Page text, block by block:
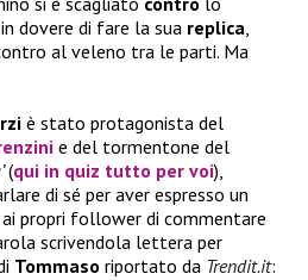
dovere di fare la sua replica,
al veleno tra le parti. Ma
è stato protagonista del
e del tormentone del
(qui in quiz tutto per voi),
di sé per aver espresso un
propri follower di commentare
scrivendola lettera per
Tommaso riportato da Trendit.it: